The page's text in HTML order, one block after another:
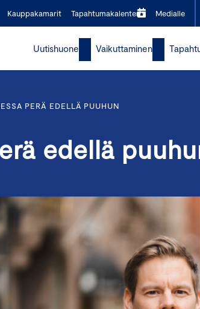
Kauppakamarit Tapahtumakalenteri Medialle
Uutishuone Vaikuttaminen
PERÄ EDELLÄ PUUHUN
edellä